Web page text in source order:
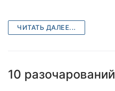
ЧИТАТЬ ДАЛЕЕ...
10 разочарований